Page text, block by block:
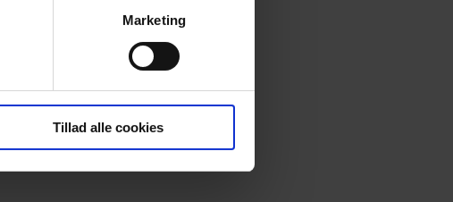
Marketing
Tillad alle cookies